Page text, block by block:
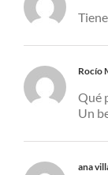
Rocío
Qué
Un
ana